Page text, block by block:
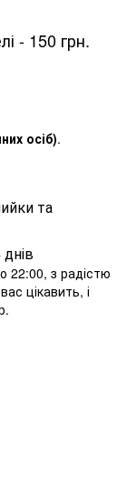
- 150 грн.
осіб).
та
22:00, з радістю
цікавить, і